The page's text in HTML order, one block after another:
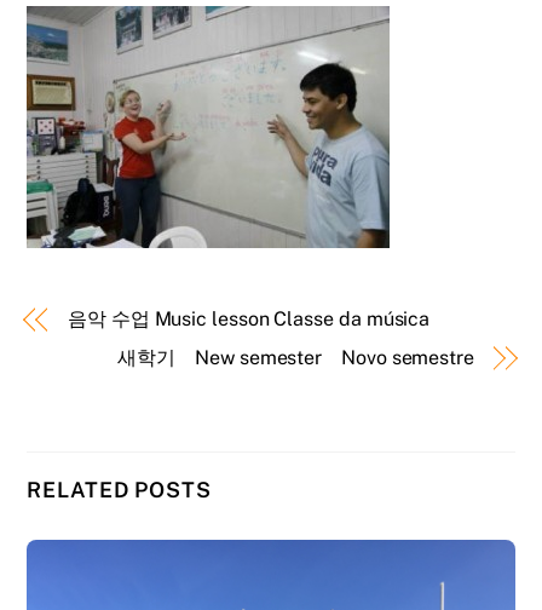
음악 수업 Music lesson Classe da música
새학기 New semester Novo semestre
RELATED POSTS